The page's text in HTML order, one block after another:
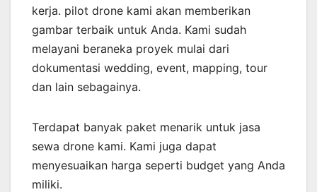
kerja. pilot drone kami akan memberikan
gambar terbaik untuk Anda. Kami sudah
melayani beraneka proyek mulai dari
dokumentasi wedding, event, mapping, tour
dan lain sebagainya.
Terdapat banyak paket menarik untuk jasa
sewa drone kami. Kami juga dapat
menyesuaikan harga seperti budget yang Anda
miliki.